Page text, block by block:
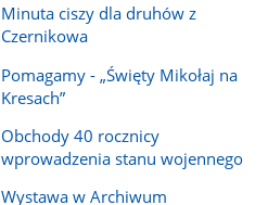
Minuta ciszy dla druhów z
Czernikowa
Pomagamy - „Święty Mikołaj na
Kresach”
Obchody 40 rocznicy
wprowadzenia stanu wojennego
Wystawa w Archiwum